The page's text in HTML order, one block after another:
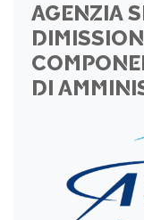
AGENZIA
DI